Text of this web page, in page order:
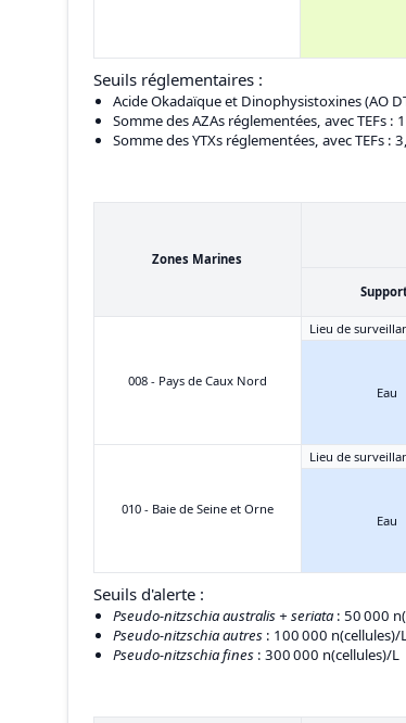
Seuils réglementaires :
Acide Okadaïque et Dinophysistoxines (AO
Somme des AZAs réglementées, avec TEFs :
Somme des YTXs réglementées, avec TEFs :
Zones Marines
008 - Pays de Caux Nord
Lieu de
Eau
010 - Baie de Seine et Orne
Lieu de
Eau
Seuils d'alerte :
Pseudo-nitzschia australis + seriata : 50 000
Pseudo-nitzschia autres : 100 000 n(cellules)/L
Pseudo-nitzschia fines : 300 000 n(cellules)/L